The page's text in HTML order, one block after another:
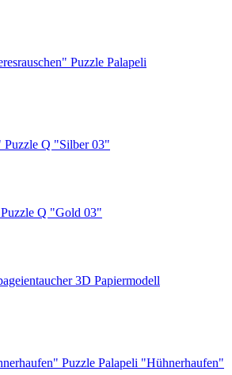
Puzzle Palapeli
Puzzle Q "Silber 03"
Puzzle Q "Gold 03"
3D Papiermodell
Puzzle Palapeli "Hühnerhaufen"